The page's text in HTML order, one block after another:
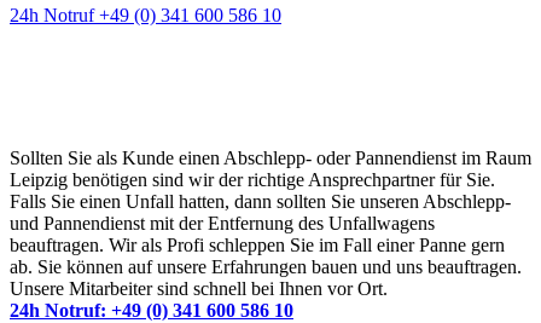
24h Notruf +49 (0) 341 600 586 10
Sollten Sie als Kunde einen Abschlepp- oder Pannendienst im Raum
Leipzig benötigen sind wir der richtige Ansprechpartner für Sie.
Falls Sie einen Unfall hatten, dann sollten Sie unseren Abschlepp-
und Pannendienst mit der Entfernung des Unfallwagens
beauftragen. Wir als Profi schleppen Sie im Fall einer Panne gern
ab. Sie können auf unsere Erfahrungen bauen und uns beauftragen.
Unsere Mitarbeiter sind schnell bei Ihnen vor Ort.
24h Notruf: +49 (0) 341 600 586 10